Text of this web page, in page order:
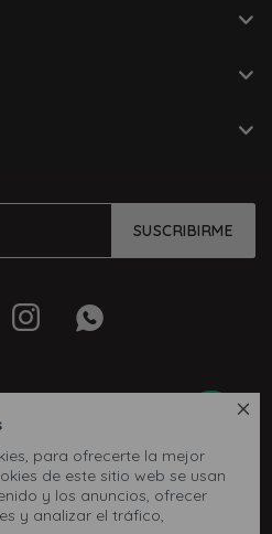

para ofrecerte la mejor
de este sitio web se usan
y los anuncios, ofrecer
y analizar el tráfico,
SUSCRIBIRME
 